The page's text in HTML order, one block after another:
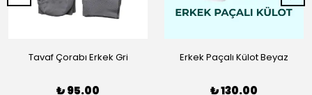
Tavaf Çorabı Erkek Gri
₺ 95.00
Erkek Paçalı Külot Beyaz
₺ 130.00